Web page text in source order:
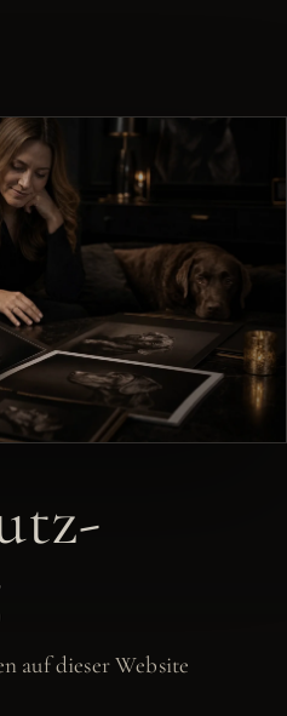
auf dieser Website